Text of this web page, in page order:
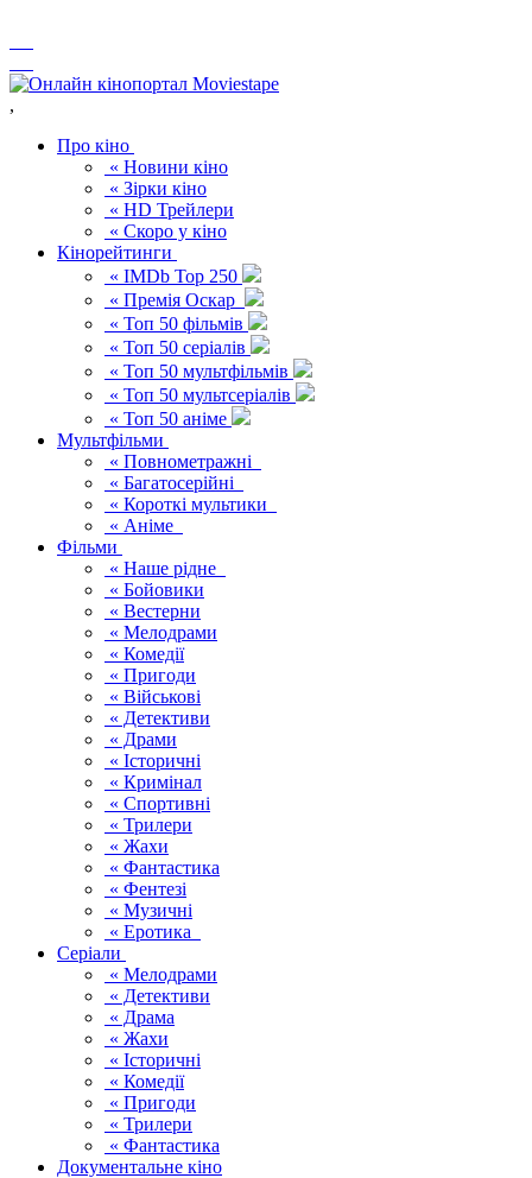
,
Про кіно
« Новини кіно
« Зірки кіно
« HD Трейлери
« Скоро у кіно
Кінорейтинги
« IMDb Top 250
« Премія Оскар
« Топ 50 фільмів
« Топ 50 серіалів
« Топ 50 мультфільмів
« Топ 50 мультсеріалів
« Топ 50 аніме
Мультфільми
« Повнометражні
« Багатосерійні
« Короткі мультики
« Аніме
Фільми
« Наше рідне
« Бойовики
« Вестерни
« Мелодрами
« Комедії
« Пригоди
« Військові
« Детективи
« Драми
« Історичні
« Кримінал
« Спортивні
« Трилери
« Жахи
« Фантастика
« Фентезі
« Музичні
« Еротика
Серіали
« Мелодрами
« Детективи
« Драма
« Жахи
« Історичні
« Комедії
« Пригоди
« Трилери
« Фантастика
Документальне кіно